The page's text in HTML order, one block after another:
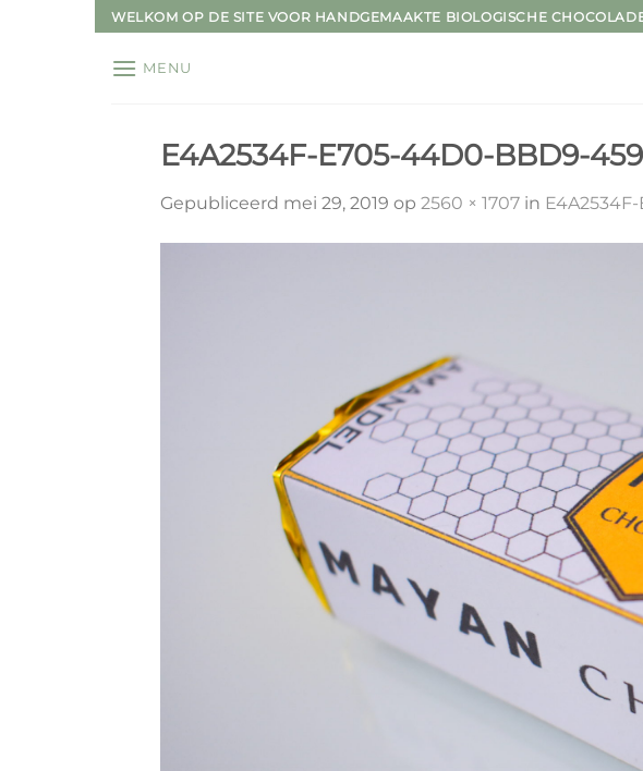
Ga
naar
inhoud
WELKOM OP DE SITE VOOR HANDGEMAAKTE BIOLOGISCHE
MENU
E4A2534F-E705-44D0-BBD9-
Gepubliceerd mei 29, 2019 op 2560 × 1707 in